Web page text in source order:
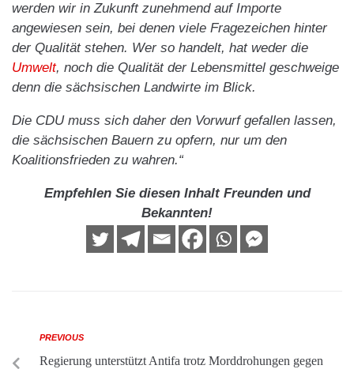
werden wir in Zukunft zunehmend auf Importe
angewiesen sein, bei denen viele Fragezeichen hinter
der Qualität stehen. Wer so handelt, hat weder die
Umwelt, noch die Qualität der Lebensmittel geschweige
denn die sächsischen Landwirte im Blick.
Die CDU muss sich daher den Vorwurf gefallen lassen,
die sächsischen Bauern zu opfern, nur um den
Koalitionsfrieden zu wahren.“
Empfehlen Sie diesen Inhalt Freunden und
Bekannten!
PREVIOUS
Regierung unterstützt Antifa trotz Morddrohungen gegen